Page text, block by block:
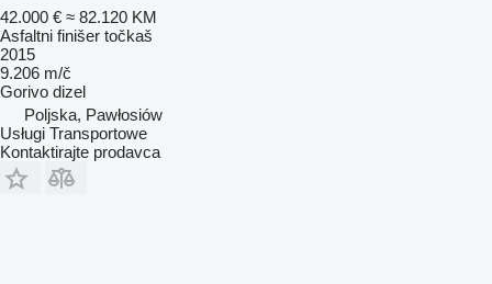
42.000 € ≈ 82.120 KM
Asfaltni finišer točkaš
2015
9.206 m/č
Gorivo dizel
Poljska, Pawłosiów
Usługi Transportowe
Kontaktirajte prodavca